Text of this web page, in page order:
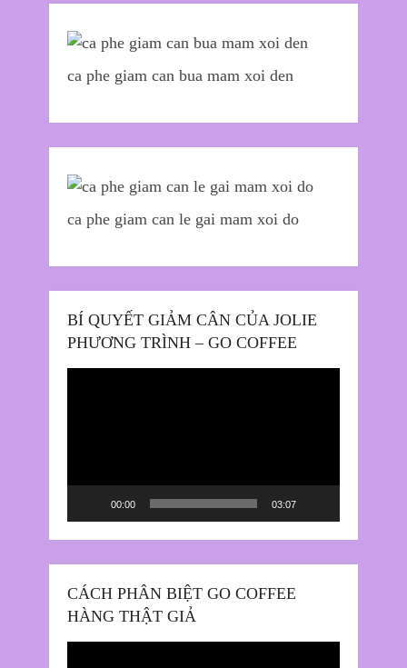
ca phe giam can bua mam xoi den
ca phe giam can le gai mam xoi do
BÍ QUYẾT GIẢM CÂN CỦA JOLIE
PHƯƠNG TRÌNH – GO COFFEE
00:00 03:07
CÁCH PHÂN BIỆT GO COFFEE
HÀNG THẬT GIẢ